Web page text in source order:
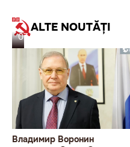
ALTE NOUTĂȚI
07.08.26
Владимир Воронин